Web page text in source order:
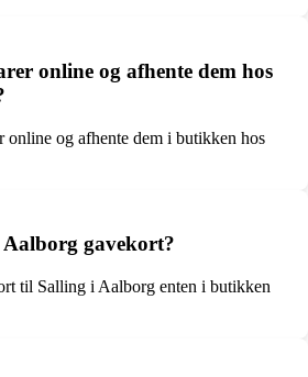
online og afhente dem hos
online og afhente dem i butikken hos
gavekort?
til Salling i Aalborg enten i butikken